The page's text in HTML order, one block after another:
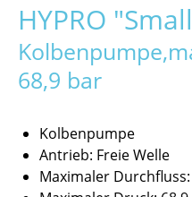
HYPRO
68,9 bar
Kolbenpumpe
Antrieb: Freie Welle
Maximaler